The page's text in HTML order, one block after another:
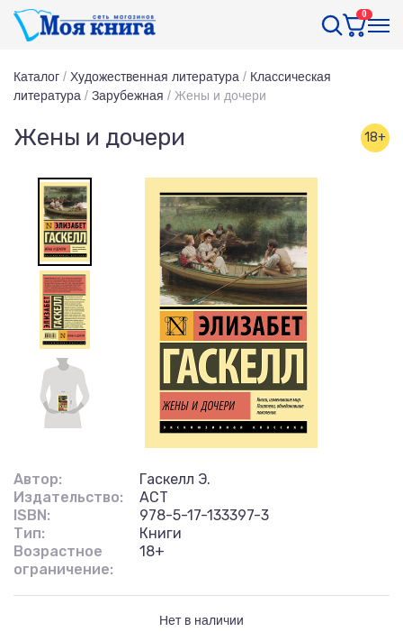
0
Каталог / Художественная литература / Классическая
литература / Зарубежная / Жены и дочери
Жены и дочери 18+
Автор:
Гаскелл Э.
Издательство:
АСТ
ISBN:
978-5-17-133397-3
Тип:
Книги
Возрастное
ограничение:
18+
Нет в наличии